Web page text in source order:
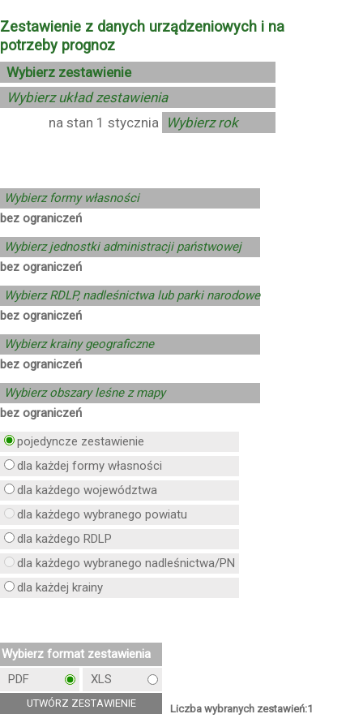
Zestawienie z danych urządzeniowych i na
potrzeby prognoz
na stan 1 stycznia
Wybierz formy własności
bez ograniczeń
Wybierz jednostki administracji państwowej
bez ograniczeń
Wybierz RDLP, nadleśnictwa lub parki narodowe
bez ograniczeń
Wybierz krainy geograficzne
bez ograniczeń
Wybierz obszary leśne z mapy
bez ograniczeń
pojedyncze zestawienie
dla każdej formy własności
dla każdego województwa
dla każdego wybranego powiatu
dla każdego RDLP
dla każdego wybranego nadleśnictwa/PN
dla każdej krainy
Wybierz format zestawienia
PDF
XLS
Liczba wybranych zestawień:1